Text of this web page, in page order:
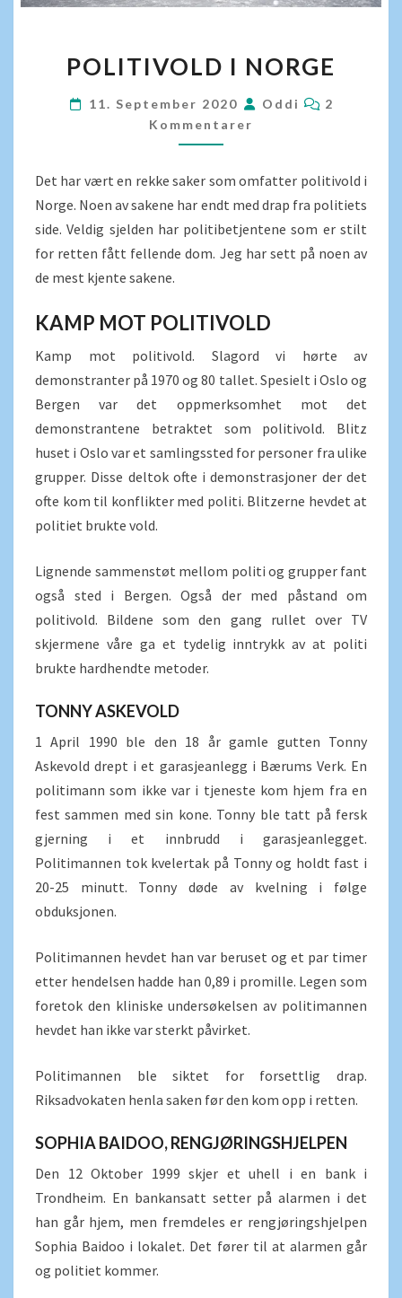
I
NORGE
POLITIVOLD I NORGE
11. September 2020 Oddi
2
Kommentarer
Det har vært en rekke saker som omfatter politivold i
Norge. Noen av sakene har endt med drap fra politiets
side. Veldig sjelden har politibetjentene som er stilt
for retten fått fellende dom. Jeg har sett på noen av
de mest kjente sakene.
KAMP MOT POLITIVOLD
Kamp mot politivold. Slagord vi hørte av
demonstranter på 1970 og 80 tallet. Spesielt i Oslo og
Bergen var det oppmerksomhet mot det
demonstrantene betraktet som politivold. Blitz
huset i Oslo var et samlingssted for personer fra ulike
grupper. Disse deltok ofte i demonstrasjoner der det
ofte kom til konflikter med politi. Blitzerne hevdet at
politiet brukte vold.
Lignende sammenstøt mellom politi og grupper fant
også sted i Bergen. Også der med påstand om
politivold. Bildene som den gang rullet over TV
skjermene våre ga et tydelig inntrykk av at politi
brukte hardhendte metoder.
TONNY ASKEVOLD
1 April 1990 ble den 18 år gamle gutten Tonny
Askevold drept i et garasjeanlegg i Bærums Verk. En
politimann som ikke var i tjeneste kom hjem fra en
fest sammen med sin kone. Tonny ble tatt på fersk
gjerning i et innbrudd i garasjeanlegget.
Politimannen tok kvelertak på Tonny og holdt fast i
20-25 minutt. Tonny døde av kvelning i følge
obduksjonen.
Politimannen hevdet han var beruset og et par timer
etter hendelsen hadde han 0,89 i promille. Legen som
foretok den kliniske undersøkelsen av politimannen
hevdet han ikke var sterkt påvirket.
Politimannen ble siktet for forsettlig drap.
Riksadvokaten henla saken før den kom opp i retten.
SOPHIA BAIDOO, RENGJØRINGSHJELPEN
Den 12 Oktober 1999 skjer et uhell i en bank i
Trondheim. En bankansatt setter på alarmen i det
han går hjem, men fremdeles er rengjøringshjelpen
Sophia Baidoo i lokalet. Det fører til at alarmen går
og politiet kommer.